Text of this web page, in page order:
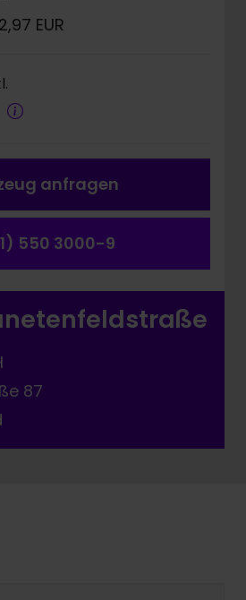
EUR
anfragen
550 3000-9
87